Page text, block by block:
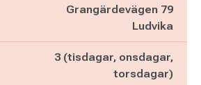
Grangärdevägen 79
Ludvika
3 (tisdagar, onsdagar,
torsdagar)